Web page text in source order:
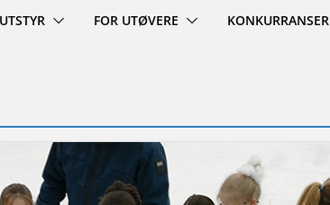
FOR UTØVERE KONKURRANSER